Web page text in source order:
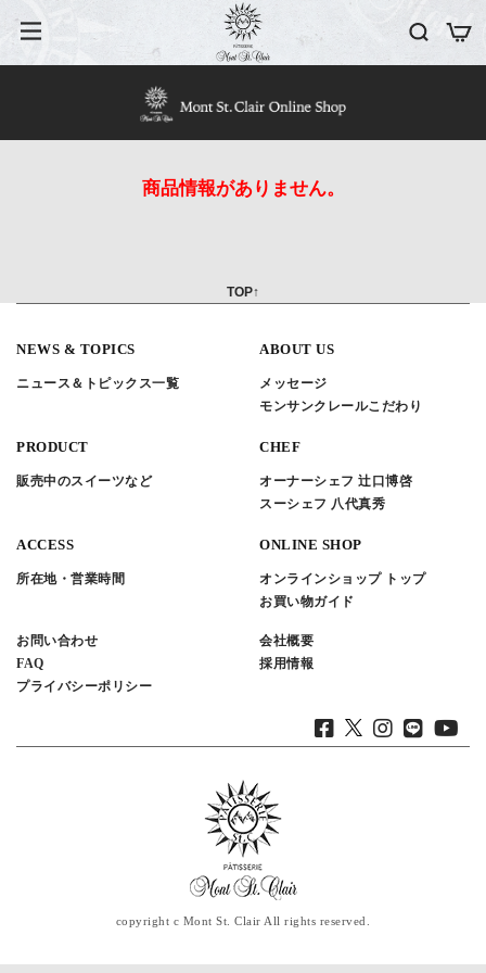
商品情報がありません。
TOP↑
NEWS & TOPICS
ニュース＆トピックス一覧
ABOUT US
メッセージ
モンサンクレールこだわり
PRODUCT
販売中のスイーツなど
CHEF
オーナーシェフ 辻口博啓
スーシェフ 八代真秀
ACCESS
所在地・営業時間
ONLINE SHOP
オンラインショップ トップ
お買い物ガイド
お問い合わせ
FAQ
プライバシーポリシー
会社概要
採用情報
copyright c Mont St. Clair All rights reserved.